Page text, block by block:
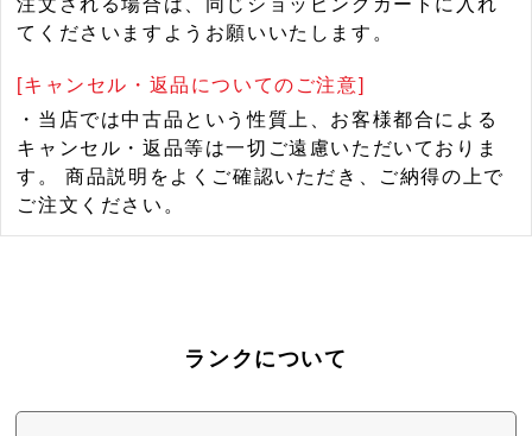
てくださいますようお願いいたします。
[キャンセル・返品についてのご注意]
・当店では中古品という性質上、お客様都合による
キャンセル・返品等は一切ご遠慮いただいておりま
す。 商品説明をよくご確認いただき、ご納得の上で
ご注文ください。
ランクについて